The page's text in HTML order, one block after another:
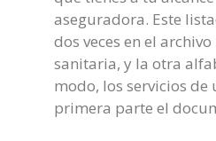
aseguradora. Este
dos veces en el
sanitaria, y la otra
modo, los servicios de
primera parte el